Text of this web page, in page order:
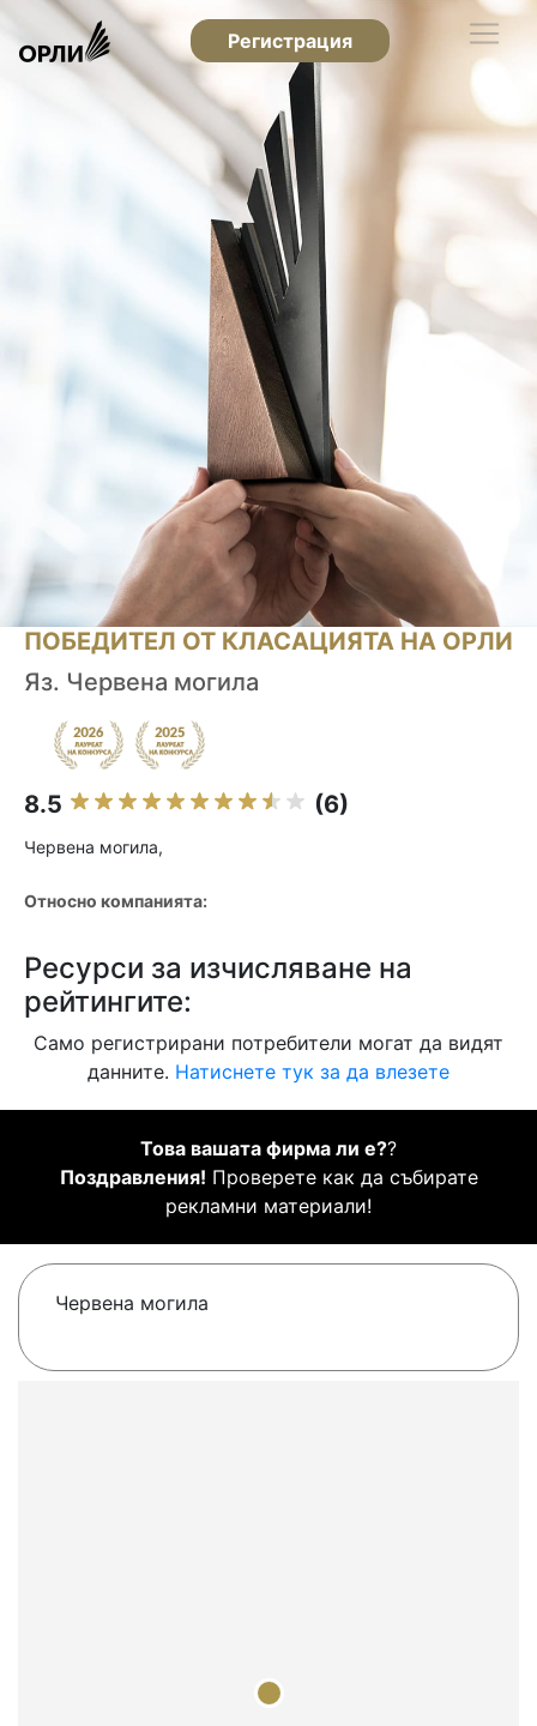
Регистрация
ПОБЕДИТЕЛ ОТ КЛАСАЦИЯТА НА ОРЛИ
Яз. Червена могила
8.5 (6)
Червена могила,
Относно компанията:
Ресурси за изчисляване на
рейтингите:
Само регистрирани потребители могат да видят
данните. Натиснете тук за да влезете
Това вашата фирма ли е??
Поздравления! Проверете как да събирате
рекламни материали!
Червена могила